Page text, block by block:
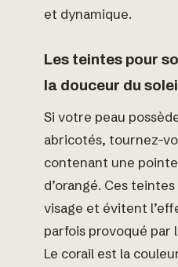
et dynamique.
Les teintes pour
la douceur du
Si votre peau
abricotés, tournez-
contenant une
d’orangé. Ces
visage et évitent
parfois provoqué par
Le corail est la